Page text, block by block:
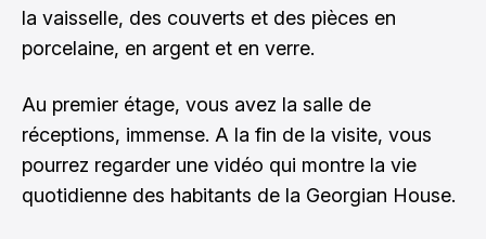
la vaisselle, des couverts et des pièces en
porcelaine, en argent et en verre.
Au premier étage, vous avez la salle de
réceptions, immense. A la fin de la visite, vous
pourrez regarder une vidéo qui montre la vie
quotidienne des habitants de la Georgian House.